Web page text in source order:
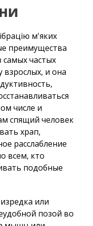
м'яких
преимущества
частых
взрослых, и она
числе и
спящий человек
храп,
расслабление
всем, кто
подобные
или
позой во